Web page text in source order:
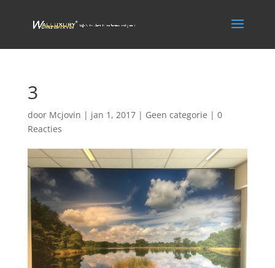
3
door Mcjovin | jan 1, 2017| Geen categorie | 0
Reacties